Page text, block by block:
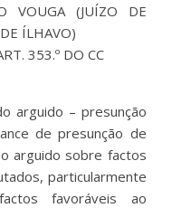
VOUGA (JUÍZO DE
ÍLHAVO)
353.º DO CC
arguido – presunção
de presunção de
arguido sobre factos
particularmente
favoráveis ao